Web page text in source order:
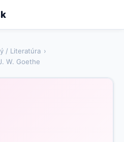
/ Literatúra
W. Goethe